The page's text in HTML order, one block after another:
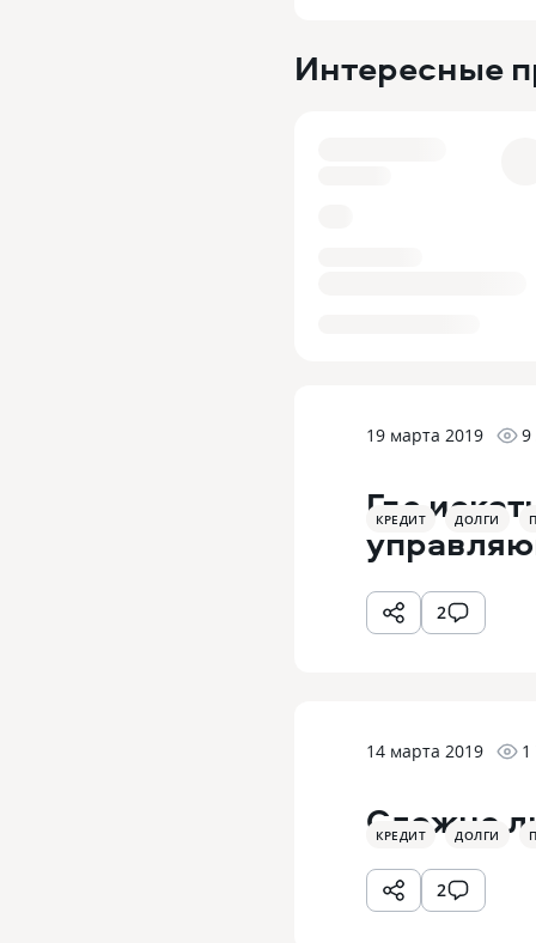
Интересные
19 марта 2019 9
КРЕДИТ ДОЛГИ
Где
2
14 марта 2019 1
КРЕДИТ ДОЛГИ
Сложно
2